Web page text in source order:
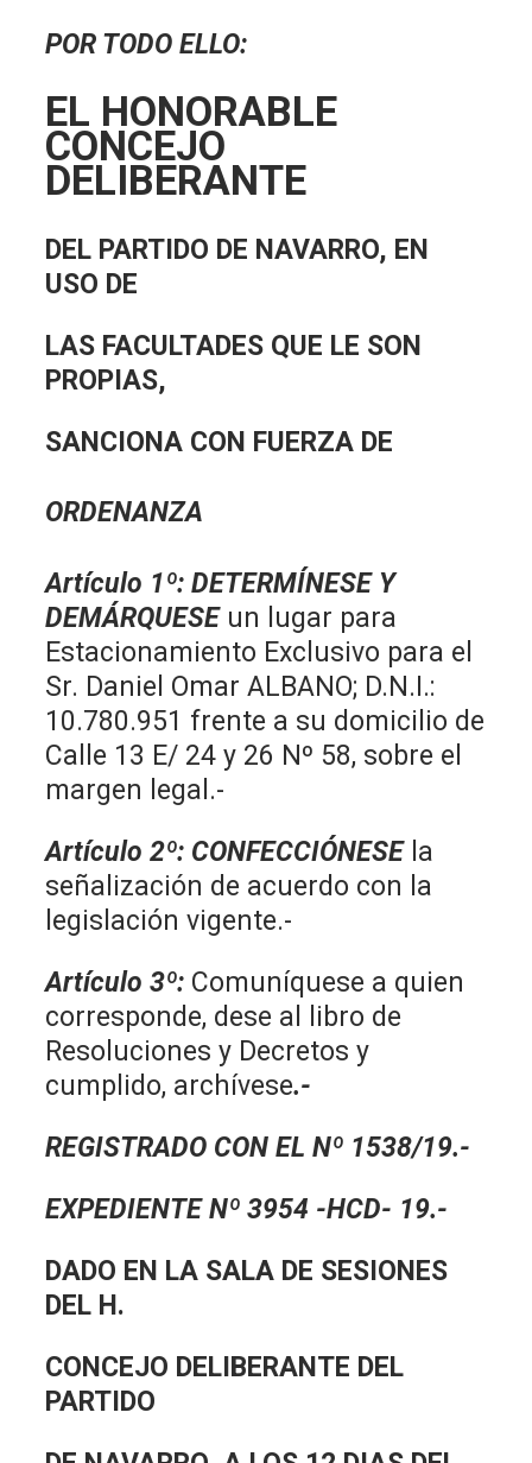
POR TODO ELLO:
EL HONORABLE
CONCEJO
DELIBERANTE
DEL PARTIDO DE NAVARRO, EN
USO DE
LAS FACULTADES QUE LE SON
PROPIAS,
SANCIONA CON FUERZA DE
ORDENANZA
Artículo 1º: DETERMÍNESE Y
DEMÁRQUESEun lugar para
Estacionamiento Exclusivo para el
Sr. Daniel Omar ALBANO; D.N.I.:
10.780.951 frente a su domicilio de
Calle 13 E/ 24 y 26 Nº 58, sobre el
margen legal.-
Artículo 2º: CONFECCIÓNESEla
señalización de acuerdo con la
legislación vigente.-
Artículo 3º: Comuníquese a quien
corresponde, dese al libro de
Resoluciones y Decretos y
cumplido, archívese.-
REGISTRADO CON EL Nº 1538/19.-
EXPEDIENTE Nº 3954 -HCD- 19.-
DADO EN LA SALA DE SESIONES
DEL H.
CONCEJO DELIBERANTE DEL
PARTIDO